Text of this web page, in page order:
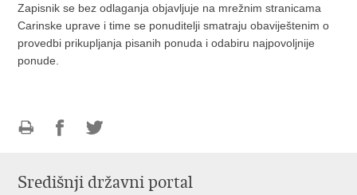
Zapisnik se bez odlaganja objavljuje na mrežnim stranicama
Carinske uprave i time se ponuditelji smatraju obaviještenim o
provedbi prikupljanja pisanih ponuda i odabiru najpovoljnije
ponude.
FacebookuTwitteru
Središnji državni portal